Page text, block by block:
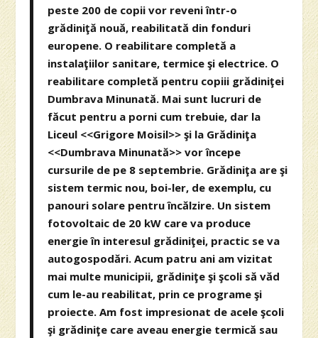
peste 200 de copii vor reveni într-o
grădiniţă nouă, reabilitată din fonduri
europene. O reabilitare completă a
instalaţiilor sanitare, termice şi electrice. O
reabilitare completă pentru copiii grădiniţei
Dumbrava Minunată. Mai sunt lucruri de
făcut pentru a porni cum trebuie, dar la
Liceul <<Grigore Moisil>> şi la Grădiniţa
<<Dumbrava Minunată>> vor începe
cursurile de pe 8 septembrie. Grădiniţa are şi
sistem termic nou, boi-ler, de exemplu, cu
panouri solare pentru încălzire. Un sistem
fotovoltaic de 20 kW care va produce
energie în interesul grădiniţei, practic se va
autogospodări. Acum patru ani am vizitat
mai multe municipii, grădiniţe şi şcoli să văd
cum le-au reabilitat, prin ce programe şi
proiecte. Am fost impresionat de acele şcoli
şi grădiniţe care aveau energie termică sau